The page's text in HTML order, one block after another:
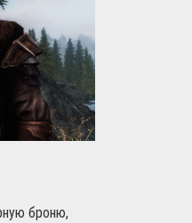
броню,